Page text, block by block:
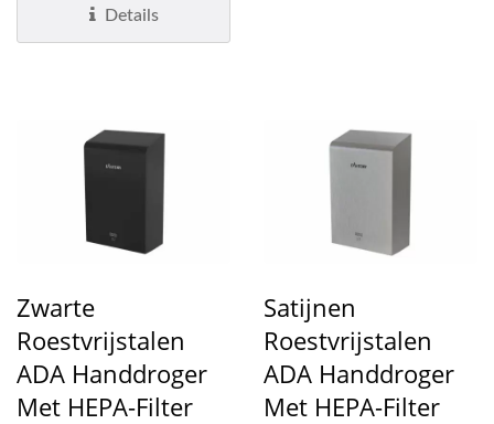
is ontworpen...Details
Zwarte
Roestvrijstalen
ADA Handdroger
Met HEPA-Filter
Satijnen
Roestvrijstalen
ADA Handdroger
Met HEPA-Filter